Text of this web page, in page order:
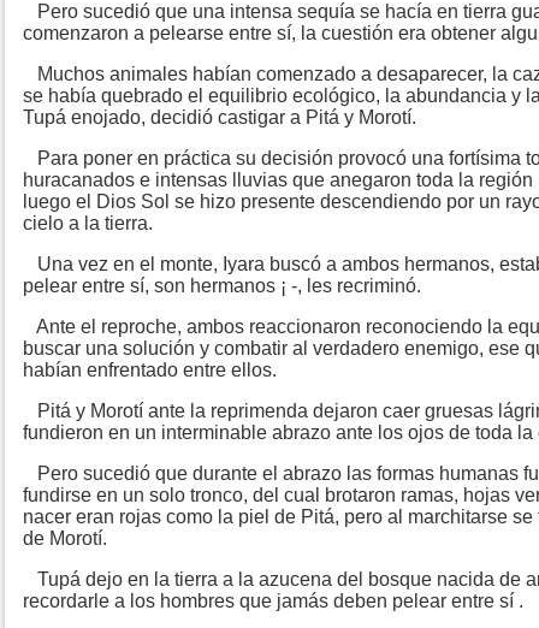
Pero sucedió que una intensa sequía se hacía en tierra
comenzaron a pelearse entre sí, la cuestión era obtener
Muchos animales habían comenzado a desaparecer, la
se había quebrado el equilibrio ecológico, la abundancia y
Tupá enojado, decidió castigar a Pitá y Morotí.
Para poner en práctica su decisión provocó una fortísima
huracanados e intensas lluvias que anegaron toda la
luego el Dios Sol se hizo presente descendiendo por un
cielo a la tierra.
Una vez en el monte, Iyara buscó a ambos hermanos,
pelear entre sí, son hermanos ¡ -, les recriminó.
Ante el reproche, ambos reaccionaron reconociendo la
buscar una solución y combatir al verdadero enemigo, ese
habían enfrentado entre ellos.
Pitá y Morotí ante la reprimenda dejaron caer gruesas
fundieron en un interminable abrazo ante los ojos de toda la
Pero sucedió que durante el abrazo las formas humanas
fundirse en un solo tronco, del cual brotaron ramas, hojas
nacer eran rojas como la piel de Pitá, pero al marchitarse
de Morotí.
Tupá dejo en la tierra a la azucena del bosque nacida de
recordarle a los hombres que jamás deben pelear entre sí .